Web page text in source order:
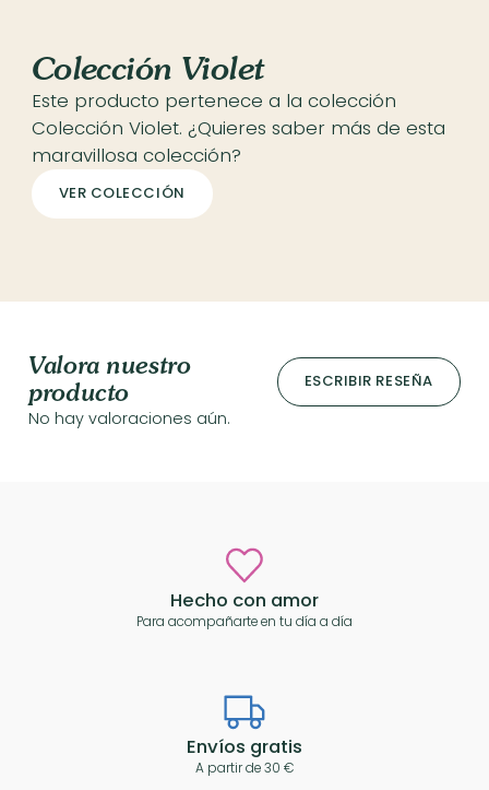
Colección Violet
Este producto pertenece a la colección
Colección Violet. ¿Quieres saber más de esta
maravillosa colección?
VER COLECCIÓN
Valora nuestro
producto
ESCRIBIR RESEÑA
No hay valoraciones aún.
Hecho con amor
Para acompañarte en tu día a día
Envíos gratis
A partir de 30 €